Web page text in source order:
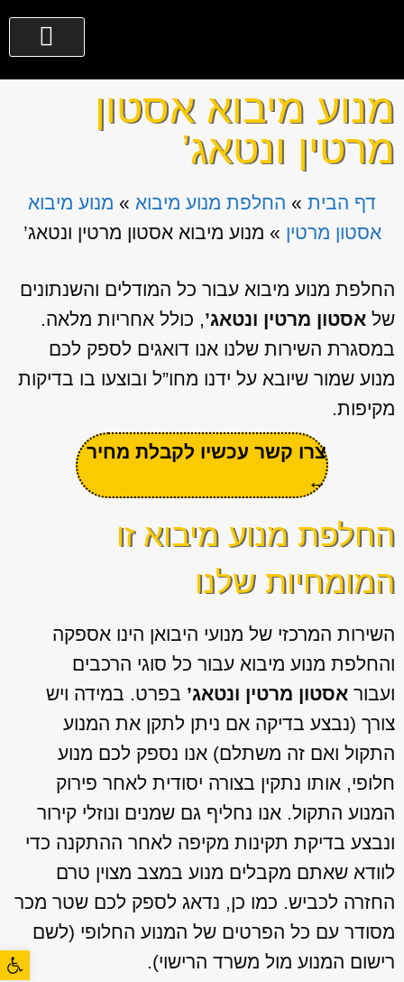
פתח
מנוע מיבוא אסטון
מרטין ונטאג’
דף הבית » החלפת מנוע מיבוא » מנוע מיבוא
אסטון מרטין » מנוע מיבוא אסטון מרטין ונטאג’
החלפת מנוע מיבוא עבור כל המודלים והשנתונים
של אסטון מרטין ונטאג’, כולל אחריות מלאה.
במסגרת השירות שלנו אנו דואגים לספק לכם
מנוע שמור שיובא על ידנו מחו”ל ובוצעו בו בדיקות
מקיפות.
צרו קשר עכשיו לקבלת מחיר
←
החלפת מנוע מיבוא זו
המומחיות שלנו
השירות המרכזי של מנועי היבואן הינו אספקה
והחלפת מנוע מיבוא עבור כל סוגי הרכבים
ועבור אסטון מרטין ונטאג’ בפרט. במידה ויש
צורך (נבצע בדיקה אם ניתן לתקן את המנוע
התקול ואם זה משתלם) אנו נספק לכם מנוע
חלופי, אותו נתקין בצורה יסודית לאחר פירוק
המנוע התקול. אנו נחליף גם שמנים ונוזלי קירור
ונבצע בדיקת תקינות מקיפה לאחר ההתקנה כדי
לוודא שאתם מקבלים מנוע במצב מצוין טרם
החזרה לכביש. כמו כן, נדאג לספק לכם שטר מכר
מסודר עם כל הפרטים של המנוע החלופי (לשם
רישום המנוע מול משרד הרישוי).